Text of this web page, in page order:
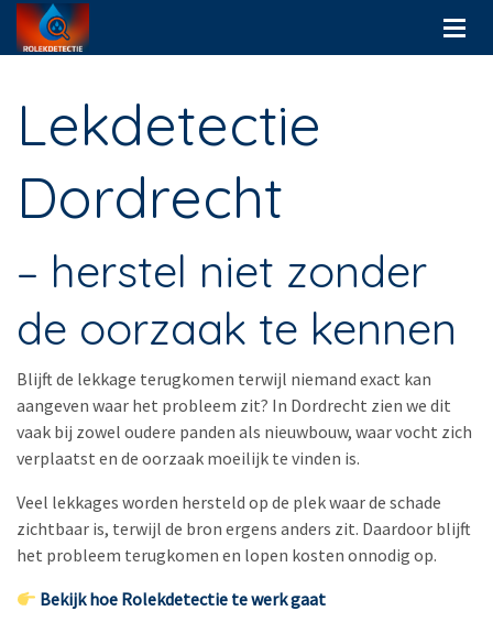
Lekdetectie
Dordrecht
– herstel niet zonder
de oorzaak te kennen
Blijft de lekkage terugkomen terwijl niemand exact kan
aangeven waar het probleem zit? In Dordrecht zien we dit
vaak bij zowel oudere panden als nieuwbouw, waar vocht zich
verplaatst en de oorzaak moeilijk te vinden is.
Veel lekkages worden hersteld op de plek waar de schade
zichtbaar is, terwijl de bron ergens anders zit. Daardoor blijft
het probleem terugkomen en lopen kosten onnodig op.
Bekijk hoe Rolekdetectie te werk gaat